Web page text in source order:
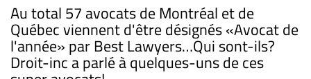
Au total 57 avocats de Montréal et de
Québec viennent d'être désignés «Avocat de
l'année» par Best Lawyers…Qui sont-ils?
Droit-inc a parlé à quelques-uns de ces